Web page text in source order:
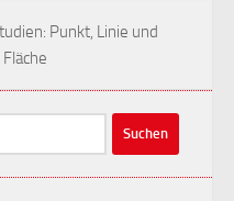
Punkt, Linie und
Fläche